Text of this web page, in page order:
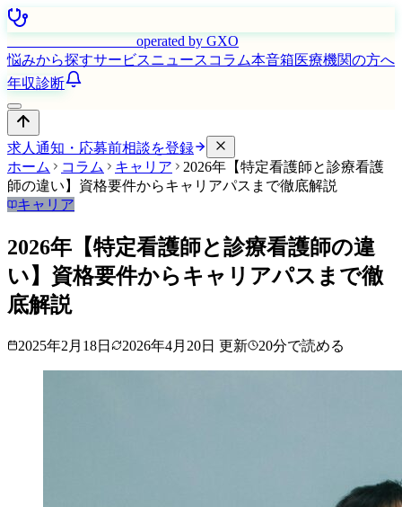
operated by GXO
悩みから探すサービスニュース コラム本音箱医療機関の方へ
年収診断
求人通知・応募前相談を登録
ホーム
コラム キャリア
2026年【特定看護師と診療看護
師の違い】資格要件からキャリアパスまで徹底解説
キャリア
2026年【特定看護師と診療看護師の違
い】資格要件からキャリアパスまで徹
底解説
2025年2月18日 2026年4月20日 更新 20分で読める